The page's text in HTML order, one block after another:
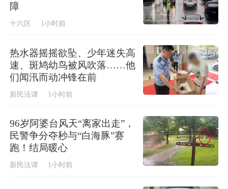
障
十六区 1小时前
热水器摇摇欲坠、少年迷失高
速、斑鸠幼鸟被风吹落……他
们闻汛而动冲锋在前
新民法谭 1小时前
96岁阿婆台风天“离家出走”，
民警争分夺秒与“白海豚”赛
跑！结局暖心
新民法谭 1小时前